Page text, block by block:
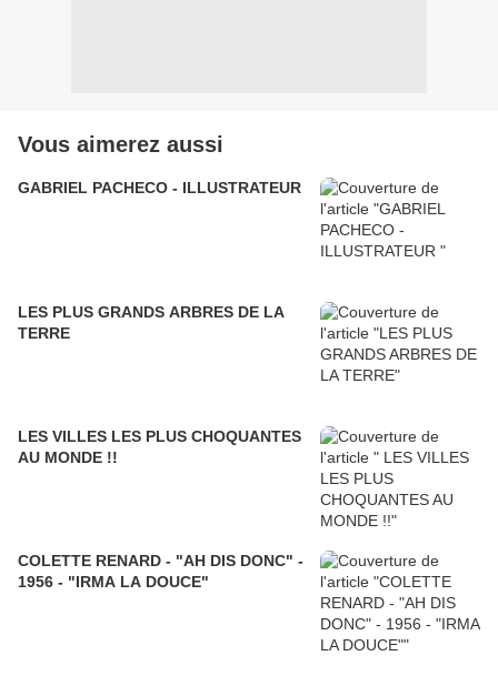
Vous aimerez aussi
GABRIEL PACHECO - ILLUSTRATEUR
LES PLUS GRANDS ARBRES DE LA
TERRE
LES VILLES LES PLUS CHOQUANTES
AU MONDE !!
COLETTE RENARD - "AH DIS DONC" -
1956 - "IRMA LA DOUCE"